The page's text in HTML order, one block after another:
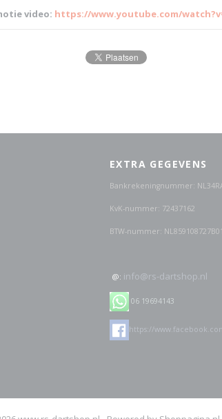
video: https://www.youtube.com/
EXTRA GEGEVENS
Bankrekeningnummer:
KvK-nummer: 72437162
BTW-nummer: NL859108727B01
@: info@rs-dartshop.nl
06 19694143
https://